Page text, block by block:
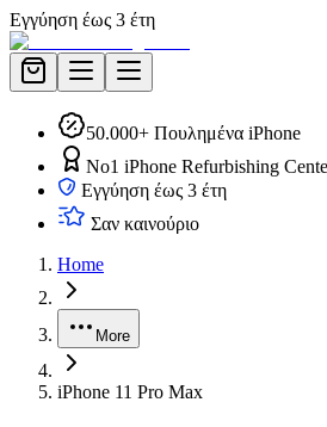
Εγγύηση έως 3 έτη
50.000+ Πουλημένα iPhone
No1 iPhone Refurbishing
Εγγύηση έως 3 έτη
Σαν καινούριο
Home
More
iPhone 11 Pro Max